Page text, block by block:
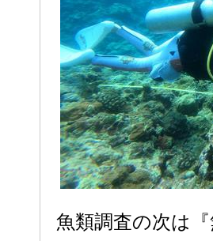
魚類調査の次は